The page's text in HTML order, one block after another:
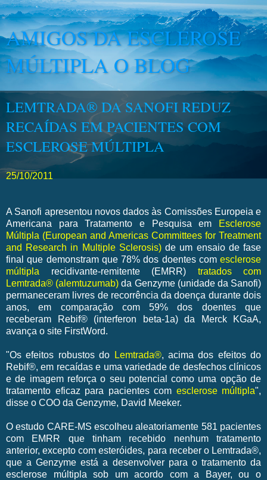
AMIGOS DA ESCLEROSE
MÚLTIPLA O BLOG
LEMTRADA® DA SANOFI REDUZ
RECAÍDAS EM PACIENTES COM
ESCLEROSE MÚLTIPLA
25/10/2011
A Sanofi apresentou novos dados às Comissões Europeia e
Americana para Tratamento e Pesquisa em
Esclerose
Múltipla (European and Americas Committees for Treatment
and Research in Multiple Sclerosis)de um ensaio de fase
final que demonstram que 78% dos doentes comesclerose
múltipla recidivante-remitente (EMRR) tratados com
Lemtrada® (alemtuzumab)da Genzyme (unidade da Sanofi)
permaneceram livres de recorrência da doença durante dois
anos, em comparação com 59% dos doentes que
receberam Rebif® (interferon beta-1a) da Merck KGaA,
avança o site FirstWord.
"Os efeitos robustos do Lemtrada®, acima dos efeitos do
Rebif®, em recaídas e uma variedade de desfechos clínicos
e de imagem reforça o seu potencial como uma opção de
tratamento eficaz para pacientes com esclerose múltipla",
disse o COO da Genzyme, David Meeker.
O estudo CARE-MS escolheu aleatoriamente 581 pacientes
com EMRR que tinham recebido nenhum tratamento
anterior, excepto com esteróides, para receber o Lemtrada®,
que a Genzyme está a desenvolver para o tratamento da
esclerose múltipla sob um acordo com a Bayer, ou o